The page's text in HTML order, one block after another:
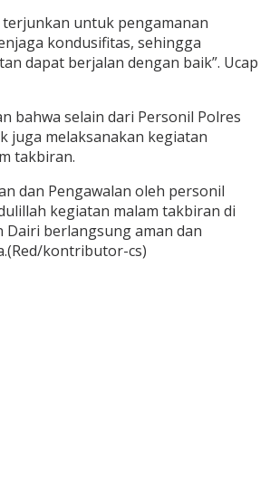
terjunkan untuk pengamanan
kondusifitas, sehingga
dapat berjalan dengan baik”. Ucap
bahwa selain dari Personil Polres
juga melaksanakan kegiatan
takbiran.
dan Pengawalan oleh personil
kegiatan malam takbiran di
Dairi berlangsung aman dan
kontributor-cs)